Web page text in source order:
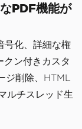
PDF機能が
化、詳細な権
クン付きカスタ
ジ削除、HTML
ルチスレッド生